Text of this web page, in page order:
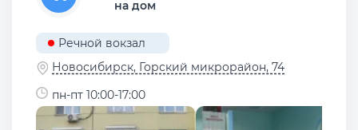
на дом
Речной вокзал
Новосибирск, ​Горский микрорайон, 74
пн-пт 10:00-17:00